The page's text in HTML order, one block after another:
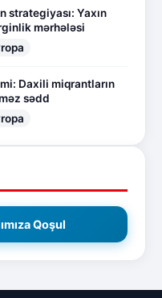
strategiyası: Yaxın
mərhələsi
Daxili miqrantların
sədd
Qoşul